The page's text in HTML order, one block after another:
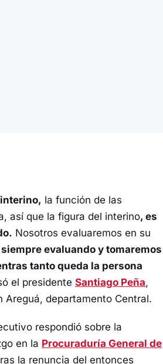
la función de las
así que la figura del interino, es
Nosotros evaluaremos en su
evaluando y tomaremos
tanto queda la persona
el presidente Santiago Peña,
Areguá, departamento Central.
respondió sobre la
en la Procuraduría General de
la renuncia del entonces